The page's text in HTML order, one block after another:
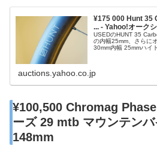
¥175 000 Hunt 35
... - Yahoo!オーク
USEDのHUNT 35
の内幅25mm、さらに
30mm内幅 25mmハイ
auctions.yahoo.co.jp
¥100,500 Chromag
ーズ 29 mtb マウンテン
148mm